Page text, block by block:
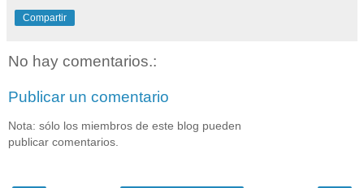
Compartir
No hay comentarios.:
Publicar un comentario
Nota: sólo los miembros de este blog pueden
publicar comentarios.